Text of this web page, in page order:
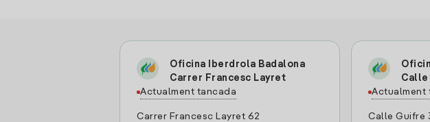
Oficina Iberdrola Badalona
Carrer Francesc Layret
Actualment tancada
Carrer Francesc Layret 62
Calle
Actualment
Calle Guifre